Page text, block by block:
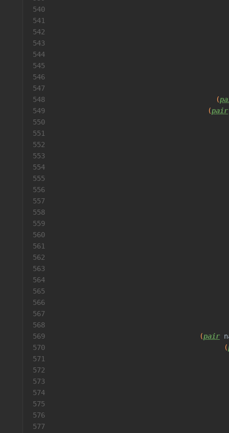
540
541
542
543
544
545
546
547
548
(
549
(pair
550
551
552
553
554
555
556
557
558
559
560
561
562
563
564
565
566
567
568
569
(pair
570
(
571
572
573
574
575
576
577